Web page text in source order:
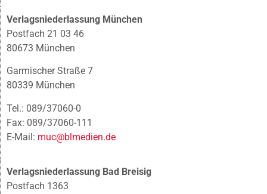
Verlagsniederlassung München
Postfach 21 03 46
80673 München
Garmischer Straße 7
80339 München
Tel.: 089/37060-0
Fax: 089/37060-111
E-Mail: muc@blmedien.de
Verlagsniederlassung Bad Breisig
Postfach 1363